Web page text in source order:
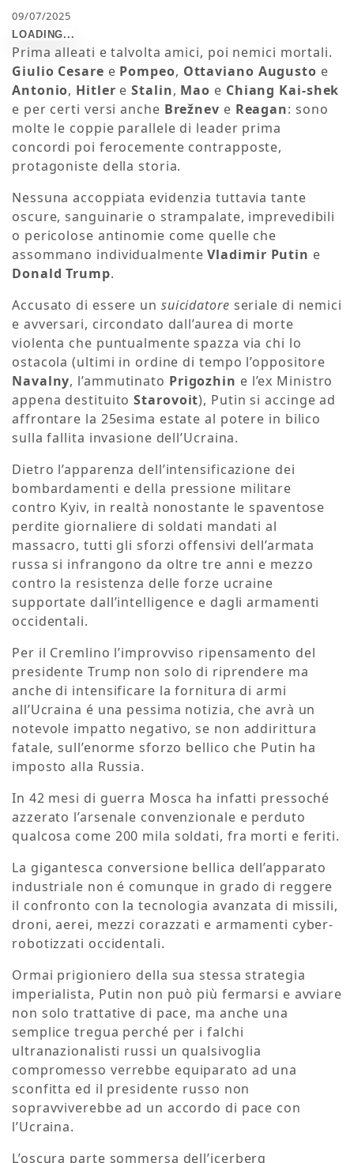
09/07/2025
Prima alleati e talvolta amici, poi nemici mortali.
Giulio Cesare e Pompeo, Ottaviano Augusto e
Antonio, Hitler eStalin, Mao e Chiang Kai-shek
e per certi versi anche Brežnev e Reagan: sono
molte le coppie parallele di leader prima
concordi poi ferocemente contrapposte,
protagoniste della storia.
Nessuna accoppiata evidenzia tuttavia tante
oscure, sanguinarie o strampalate, imprevedibili
o pericolose antinomie come quelle che
assommano individualmenteVladimir Putin e
Donald Trump.
Accusato di essere un suicidatore seriale di nemici
e avversari, circondato dall’aurea di morte
violenta che puntualmente spazza via chi lo
ostacola (ultimi in ordine di tempo l’oppositore
Navalny, l’ammutinato Prigozhin e l’ex Ministro
appena destituitoStarovoit), Putin si accinge ad
affrontare la 25esima estate al potere in bilico
sulla fallita invasione dell’Ucraina.
Dietro l’apparenza dell’intensificazione dei
bombardamenti e della pressione militare
contro Kyiv, in realtà nonostante le spaventose
perdite giornaliere di soldati mandati al
massacro, tutti gli sforzi offensivi dell’armata
russa si infrangono da oltre tre anni e mezzo
contro la resistenza delle forze ucraine
supportate dall’intelligence e dagli armamenti
occidentali.
Per il Cremlino l’improvviso ripensamento del
presidente Trump non solo di riprendere ma
anche di intensificare la fornitura di armi
all’Ucraina é una pessima notizia, che avrà un
notevole impatto negativo, se non addirittura
fatale, sull’enorme sforzo bellico che Putin ha
imposto alla Russia.
In 42 mesi di guerra Mosca ha infatti pressoché
azzerato l’arsenale convenzionale e perduto
qualcosa come 200 mila soldati, fra morti e feriti.
La gigantesca conversione bellica dell’apparato
industriale non é comunque in grado di reggere
il confronto con la tecnologia avanzata di missili,
droni, aerei, mezzi corazzati e armamenti cyber-
robotizzati occidentali.
Ormai prigioniero della sua stessa strategia
imperialista, Putin non può più fermarsi e avviare
non solo trattative di pace, ma anche una
semplice tregua perché per i falchi
ultranazionalisti russi un qualsivoglia
compromesso verrebbe equiparato ad una
sconfitta ed il presidente russo non
sopravviverebbe ad un accordo di pace con
l’Ucraina.
L’oscura parte sommersa dell’icerberg